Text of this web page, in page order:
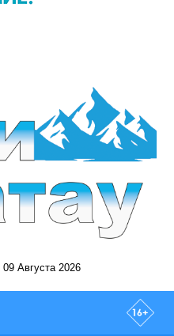
09 Августа 2026